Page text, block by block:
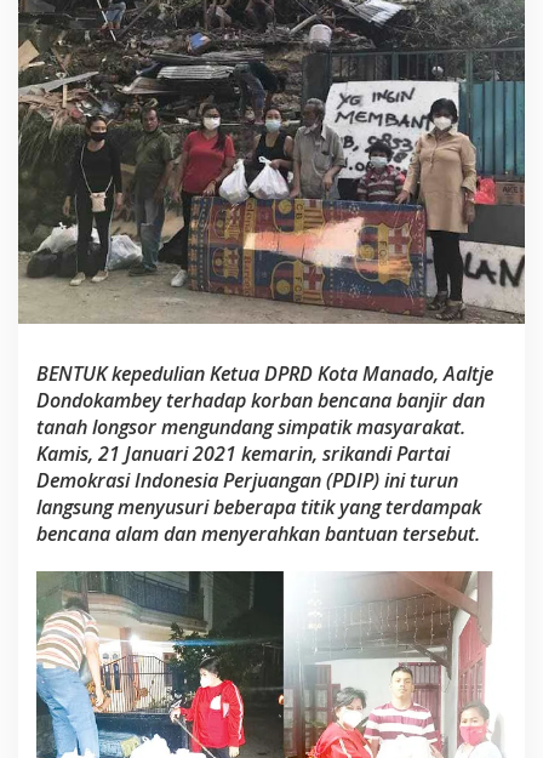
o
S
a
l
u
r
k
a
n
B
a
n
t
u
a
u
n
u
k
K
o
r
a
n
B
e
n
c
a
n
a
BENTUK kepedulian Ketua DPRD Kota Manado, Aaltje
Dondokambey terhadap korban bencana banjir dan
tanah longsor mengundang simpatik masyarakat.
Kamis, 21 Januari 2021 kemarin, srikandi Partai
Demokrasi Indonesia Perjuangan (PDIP) ini turun
langsung menyusuri beberapa titik yang terdampak
bencana alam dan menyerahkan bantuan tersebut.